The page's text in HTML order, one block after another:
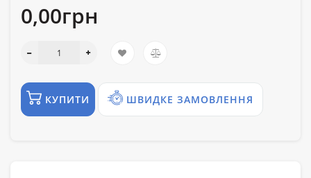
0,00грн
КУПИТИ ШВИДКЕ ЗАМОВЛЕННЯ